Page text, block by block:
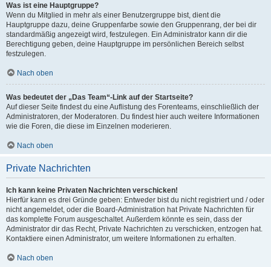
Was ist eine Hauptgruppe?
Wenn du Mitglied in mehr als einer Benutzergruppe bist, dient die
Hauptgruppe dazu, deine Gruppenfarbe sowie den Gruppenrang, der bei dir
standardmäßig angezeigt wird, festzulegen. Ein Administrator kann dir die
Berechtigung geben, deine Hauptgruppe im persönlichen Bereich selbst
festzulegen.
Nach oben
Was bedeutet der „Das Team“-Link auf der Startseite?
Auf dieser Seite findest du eine Auflistung des Forenteams, einschließlich der
Administratoren, der Moderatoren. Du findest hier auch weitere Informationen
wie die Foren, die diese im Einzelnen moderieren.
Nach oben
Private Nachrichten
Ich kann keine Privaten Nachrichten verschicken!
Hierfür kann es drei Gründe geben: Entweder bist du nicht registriert und / oder
nicht angemeldet, oder die Board-Administration hat Private Nachrichten für
das komplette Forum ausgeschaltet. Außerdem könnte es sein, dass der
Administrator dir das Recht, Private Nachrichten zu verschicken, entzogen hat.
Kontaktiere einen Administrator, um weitere Informationen zu erhalten.
Nach oben